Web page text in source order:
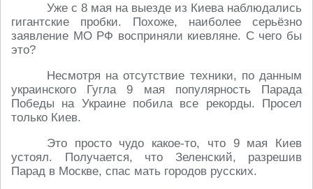
Уже с 8 мая на выезде из Киева наблюдались
гигантские пробки. Похоже, наиболее серьёзно
заявление МО РФ восприняли киевляне. С чего бы
это?
Несмотря на отсутствие техники, по данным
украинского Гугла 9 мая популярность Парада
Победы на Украине побила все рекорды. Просел
только Киев.
Это просто чудо какое-то, что 9 мая Киев
устоял. Получается, что Зеленский, разрешив
Парад в Москве, спас мать городов русских.